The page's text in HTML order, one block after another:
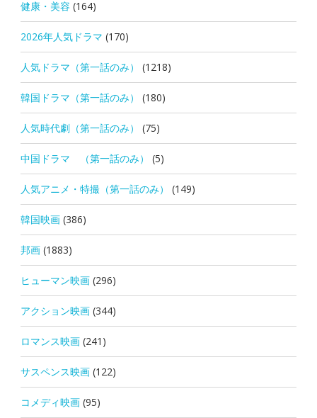
健康・美容 (164)
2026年人気ドラマ (170)
人気ドラマ（第一話のみ） (1218)
韓国ドラマ（第一話のみ） (180)
人気時代劇（第一話のみ） (75)
中国ドラマ （第一話のみ） (5)
人気アニメ・特撮（第一話のみ） (149)
韓国映画 (386)
邦画 (1883)
ヒューマン映画 (296)
アクション映画 (344)
ロマンス映画 (241)
サスペンス映画 (122)
コメディ映画 (95)